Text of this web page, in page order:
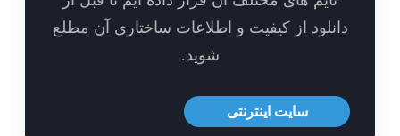
از کیفیت و اطلاعات ساختاری آن مطلع
سایت اینترنتی